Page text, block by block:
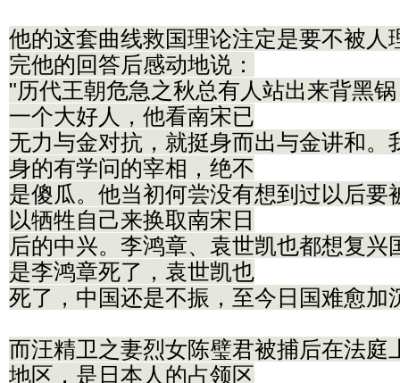
他的这套曲线救国理论注定是要不被人
完他的回答后感动地说：
"历代王朝危急之秋总有人站出来背黑
一个大好人，他看南宋已
无力与金对抗，就挺身而出与金讲和。
身的有学问的宰相，绝不
是傻瓜。他当初何尝没有想到过以后要
以牺牲自己来换取南宋日
后的中兴。李鸿章、袁世凯也都想复兴
是李鸿章死了，袁世凯也
死了，中国还是不振，至今日国难愈加
而汪精卫之妻烈女陈璧君被捕后在法庭
地区，是日本人的占领区